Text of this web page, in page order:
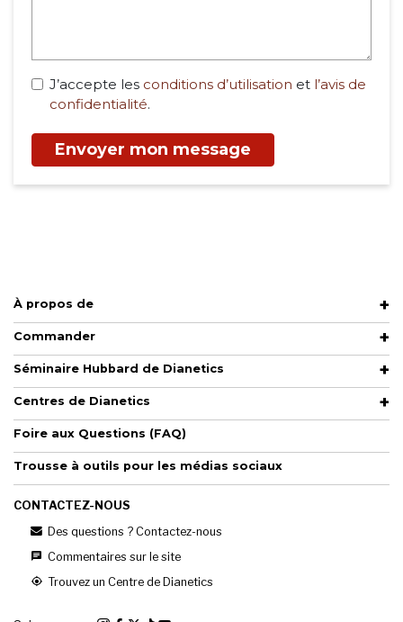
J’accepte les conditions d’utilisation et l’avis de
confidentialité.
Envoyer mon message
À propos de
Commander
Séminaire Hubbard de Dianetics
Centres de Dianetics
Foire aux Questions (FAQ)
Trousse à outils pour les médias sociaux
CONTACTEZ-NOUS
Des questions ? Contactez-nous
Commentaires sur le site
Trouvez un Centre de Dianetics